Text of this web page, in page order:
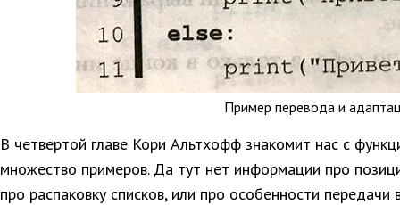
Пример перевода и
В четвертой главе Кори Альтхофф знакомит нас с
множество примеров. Да тут нет информации про
про распаковку списков, или про особенности